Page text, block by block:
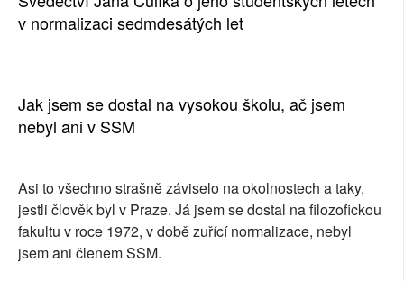
v normalizaci sedmdesátých let
Jak jsem se dostal na vysokou školu, ač jsem
nebyl ani v SSM
Asi to všechno strašně záviselo na okolnostech a taky,
jestli člověk byl v Praze. Já jsem se dostal na filozofickou
fakultu v roce 1972, v době zuřící normalizace, nebyl
jsem ani členem SSM.